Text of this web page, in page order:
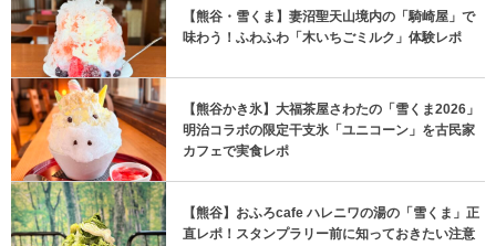
【熊谷・雪くま】妻沼聖天山境内の「騎崎屋」で
味わう！ふわふわ「木いちごミルク」体験レポ
【熊谷かき氷】大福茶屋さわたの「雪くま2026」
明治コラボの限定干支氷「ユニコーン」を古民家
カフェで実食レポ
【熊谷】おふろcafe ハレニワの湯の「雪くま」正
直レポ！スタンプラリー前に知っておきたい注意